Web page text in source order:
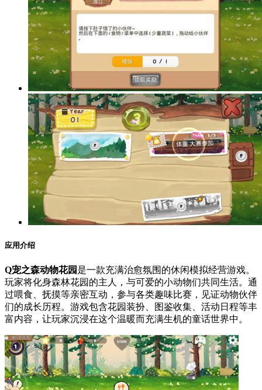
应用介绍
Q宠之森动物花园 是一款充满治愈氛围的休闲模拟经营游戏。
玩家将化身森林花园的主人，与可爱的小动物们共同生活。通
过喂食、抚摸等亲密互动，参与各类趣味比赛，见证动物伙伴
们的成长历程。游戏包含花园装扮、图鉴收集、活动日程等丰
富内容，让玩家沉浸在这个温暖而充满生机的童话世界中。